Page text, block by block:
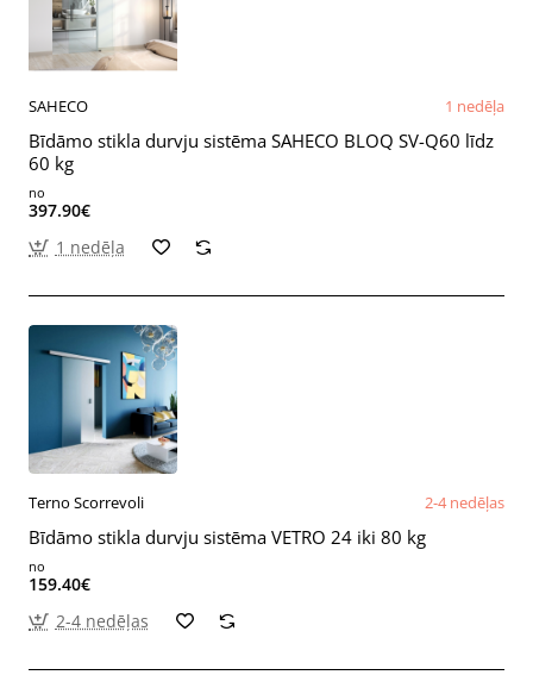
SAHECO 1 nedēļa
Bīdāmo stikla durvju sistēma SAHECO BLOQ SV-Q60 līdz
60 kg
no
397.90€
1 nedēļa
Terno Scorrevoli 2-4 nedēļas
Bīdāmo stikla durvju sistēma VETRO 24 iki 80 kg
no
159.40€
2-4 nedēļas